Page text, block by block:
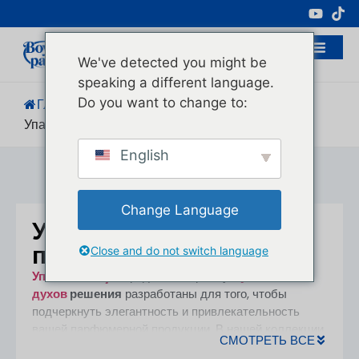
Косметической Упаковки
Главная/ Продукция /
Упаковка Для Парфюмерии
Упаковка для
парфюмерии
Упаковка Boyu
духоврешения разработаны для того, чтобы
подчеркнуть элегантность и привлекательность
вашей парфюмерной продукции. В нашей коллекции
представлены изысканные стеклянные флаконы,
СМОТРЕТЬ ВСЕ
We've detected you might be
speaking a different language.
Do you want to change to:
English
Change Language
Close and do not switch language